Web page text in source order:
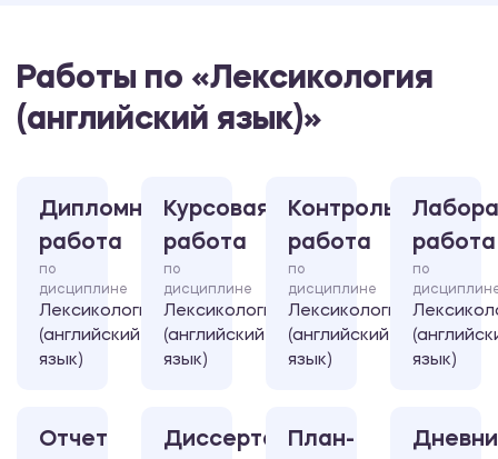
Работы по «Лексикология
(английский язык)»
Дипломная
работа
по
дисциплине
Лексикология
(английский
язык)
Курсовая
работа
по
дисциплине
Лексикология
(английский
язык)
Контрольная
работа
по
дисциплине
Лексикология
(английский
язык)
работа
по
язык)
Отчет
ДиссертацияПлан-